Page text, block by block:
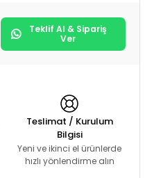
Teklif Al & Sipariş
Ver
Teslimat / Kurulum
Bilgisi
Yeni ve ikinci el ürünlerde
hızlı yönlendirme alın